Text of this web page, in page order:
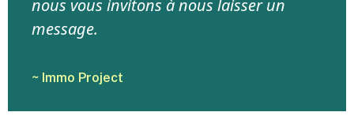
nous vous invitons à nous laisser un
message.
~ Immo Project